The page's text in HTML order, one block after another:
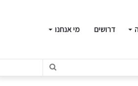
דרושים מי אנחנו
חפש